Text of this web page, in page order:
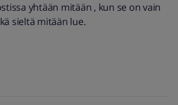
yhtään mitään , kun se on vain
sieltä mitään lue.